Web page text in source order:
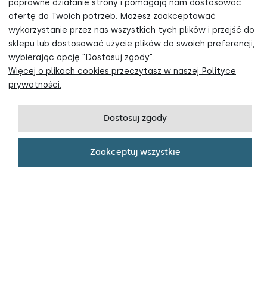
Nasze bestsellery
Zapisz się do newslettera, otrzymuj informacje o nowościach oraz
promocjach i odbierz -5% rabatu na zakupy!
Odbieram rabat!
poprawne działanie strony i pomagają nam dostosować
ofertę do Twoich potrzeb. Możesz zaakceptować
wykorzystanie przez nas wszystkich tych plików i przejść do
sklepu lub dostosować użycie plików do swoich preferencji,
wybierając opcję "Dostosuj zgody".
Więcej o plikach cookies przeczytasz w naszej Polityce
prywatności.
Dostosuj zgody
Zaakceptuj wszystkie